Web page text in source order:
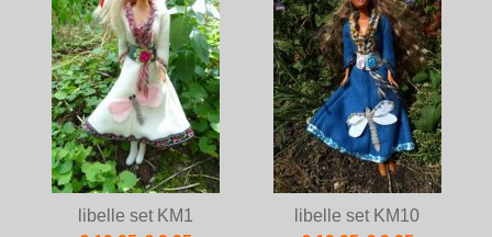
libelle set KM1
libelle set KM10